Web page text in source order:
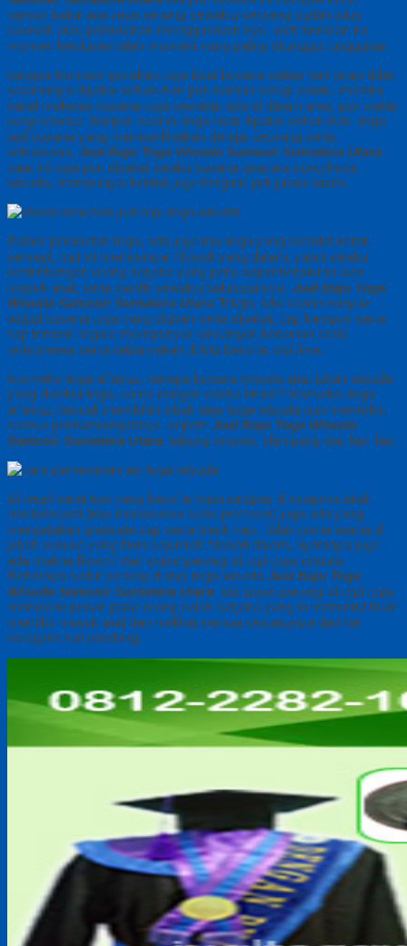
namun bakal ada rasa senang sewaktu seorang sudah lulus
sekolah atau perkuliahan menggunakan nya, oleh lantaran itu
momen kelulusan ialah moment yang paling ditunggu-tunggukan.
bangsa Romawi gunakan toga buat busana setiap hari tetapi tidak
selamanya dipakai sehari-hari pun namun setiap waktu, mereka
bakal melepas busana toga sewaktu ada di dalam area, pun waktu
pergi bekerja, biarpun saat ini toga tidak dipakai sehari-hari, toga
jadi busana yang memperlihatkan derajat seorang serta
kekuasaan, Jual Baju Toga Wisuda Samosir Sumatera Utara
saat ini toga pun dipakai selaku busana upacara contohnya
wisuda, mempunyai bentuk juga berganti jadi jubah hitam.
Dalam perabotan toga, ada juga topi toga yang bersifat kotak
persegi, topi ini mempunyai filosofi yang dalam, yakni selaku
pertimbangan orang sarjana yang perlu dapat berpikiran luas,
masuk akal, serta cerdik sewaktu kelulusannya, Jual Baju Toga
Wisuda Samosir Sumatera Utara Tetapi, ada sekian banyak
wujud busana toga yang diubah serta dipakai, tiap kampus serta
tiap tempat negara mempunyai rancangan berlainan serta
teristimewa serta kebanyakan di kita bersifat sisi lima.
Konveksi toga alfairuz. kenapa busana wisuda atau jubah wisuda
yang disebut toga, sama dengan warna hitam? Konveksi toga
alfairuz, kecuali membikin jubah atau toga wisuda pun membikin
semua pendampingannya, seperti Jual Baju Toga Wisuda
Samosir Sumatera Utara, tabung wisuda, slempang dan lain-lain.
Di negri barat topi yang bersifat bujursangkar di ucapnya ialah
mortarboard (topi mahasiswa serta profesor) juga ada yang
mengatakan graduate cap serta black cap. Tidak cuma warna di
jubah wisuda yang bikin sejumlah filosofi dalam, nyatanya juga
ada makna filosofi dari wujud persegi di topi toga wisuda.
Beberapa sudut persegi di topi toga wisuda Jual Baju Toga
Wisuda Samosir Sumatera Utara. sisi pojok persegi di topi toga
memberik pesan pada orang calon sarjana yang di menuntut buat
memikir masuk akal dan melihat semua sesuatunya dari hal
beragam sisi pandang.